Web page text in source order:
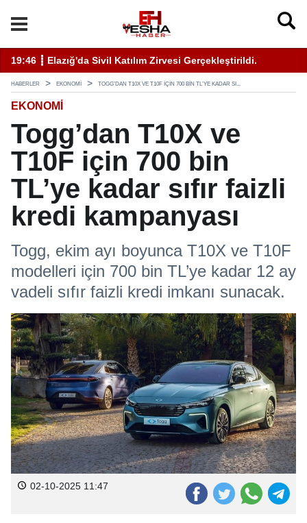
Uyarı Kulaktan Dolma Bilgiyle İlaçlama Ölüm Getirir
19:46 ┋ Elazığ'da Sivil Katılım Zirvesi Gerçekleştirildi.
HABERLER EKONOMI TOGG’DAN T10X VE T10F IÇIN 700 BIN TL’YE KADAR SI...
EKONOMI
Togg’dan T10X ve
T10F için 700 bin
TL’ye kadar sıfır faizli
kredi kampanyası
Togg, ekim ayı boyunca T10X ve T10F
modelleri için 700 bin TL’ye kadar 12 ay
vadeli sıfır faizli kredi imkanı sunacak.
02-10-2025 11:47